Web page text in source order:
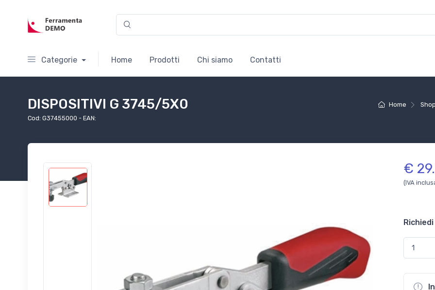
Categorie Home Prodotti Chi siamo Contatti
Home
DISPOSITIVI G 3745/5X0
Cod: G37455000 - EAN:
€
(IVA